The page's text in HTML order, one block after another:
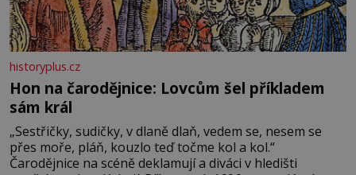
historyplus.cz
Hon na čarodějnice: Lovcům šel příkladem
sám král
„Sestřičky, sudičky, v dlaně dlaň, vedem se, nesem se
přes moře, pláň, kouzlo teď točme kol a kol.“
Čarodějnice na scéně deklamují a diváci v hledišti